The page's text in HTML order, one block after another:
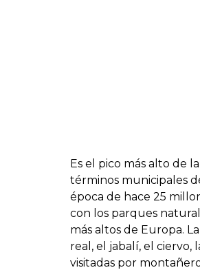
Es el pico más alto de
términos municipales
época de hace 25
con los parques
más altos de Europa.
real, el jabalí, el ciervo,
visitadas por